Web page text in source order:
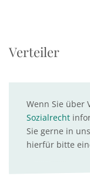
Verteiler
Wenn Sie über
Sozialrecht
Sie gerne in
hierfür bitte